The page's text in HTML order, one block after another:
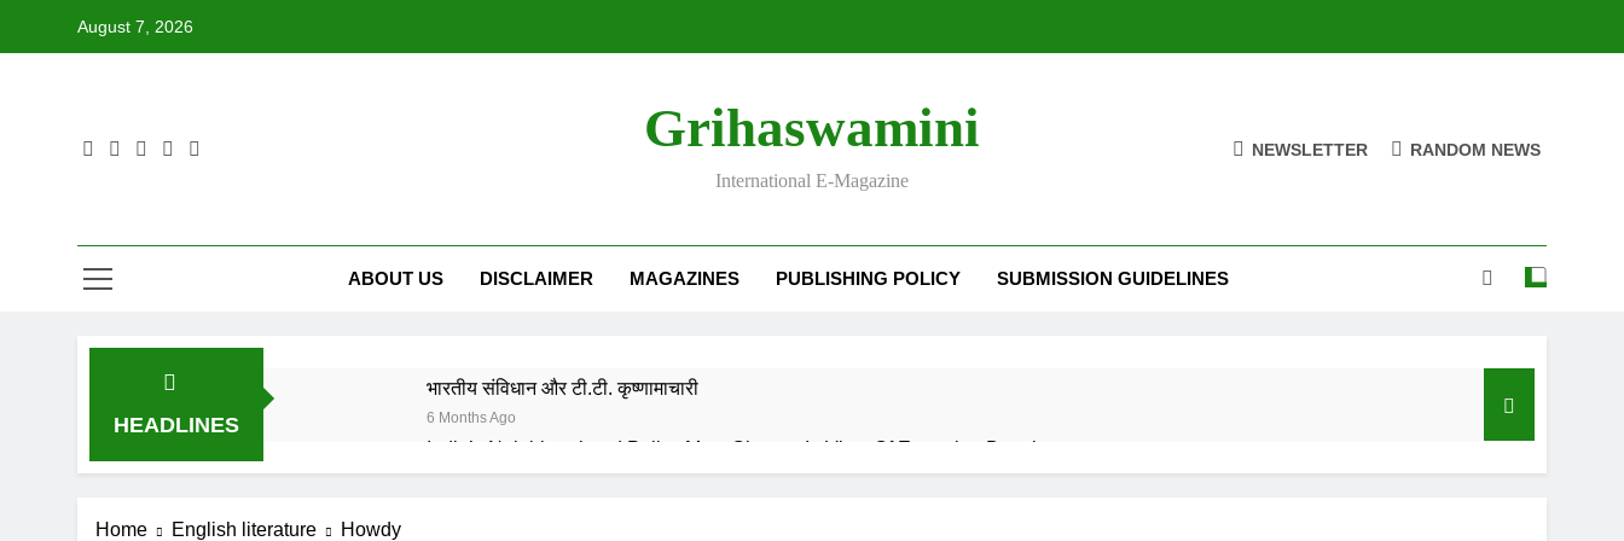
August 7, 2026
Grihaswamini
International E-Magazine
NEWSLETTER RANDOM NEWS
ABOUT US DISCLAIMER MAGAZINES PUBLISHING POLICY SUBMISSION GUIDELINES
HEADLINES
भारतीय संविधान और टी.टी. कृष्णामाचारी
6 Months Ago
6 Months Ago
Home English literature Howdy